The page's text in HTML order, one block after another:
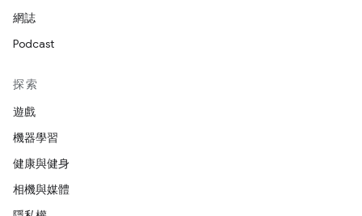
網誌
Podcast
探索
遊戲
機器學習
健康與健身
相機與媒體